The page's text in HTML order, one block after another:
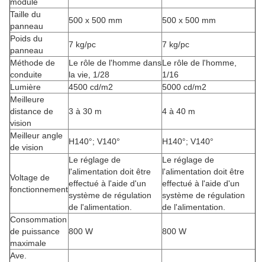
Taille du
panneau
500 x 500 mm
500 x 500 mm
Poids du
panneau
7 kg/pc
7 kg/pc
Méthode de
conduite
Le rôle de l'homme dans
la vie, 1/28
Le rôle de l'homme,
1/16
Lumière
4500 cd/m2
5000 cd/m2
Meilleure
distance de
vision
3 à 30 m 4 à 40 m
Meilleur angle
de vision
H140°; V140° H140°; V140°
Voltage de
fonctionnement
Le réglage de
l'alimentation doit être
effectué à l'aide d'un
système de régulation
de l'alimentation.
Le réglage de
l'alimentation doit être
effectué à l'aide d'un
système de régulation
de l'alimentation.
Consommation
de puissance
maximale
800 W 800 W
Ave.